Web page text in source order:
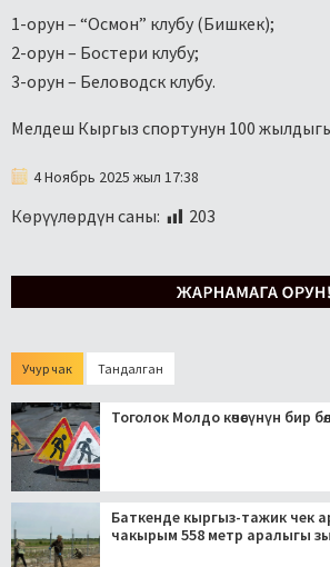
1-орун – “Осмон” клубу (Бишкек);
2-орун – Бостери клубу;
3-орун – Беловодск клубу.
Мелдеш Кыргыз спортунун 100
4 Ноябрь 2025 жыл 17:38
Көрүүлөрдүн саны: 203
Учур чак Тандалган
Тоголок Молдо көчөсүнүн бир
Баткенде кыргыз-тажик чек
чакырым 558 метр аралыгы